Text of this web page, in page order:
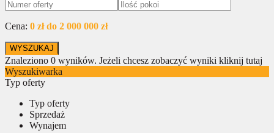
Cena: 0 zł do 2 000 000 zł
Znaleziono 0 wyników. Jeżeli chcesz zobaczyć wyniki kliknij tutaj
Wyszukiwarka
Typ oferty
Typ oferty
Sprzedaż
Wynajem